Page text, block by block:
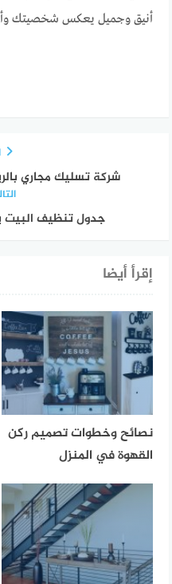
أنيق وجميل يعكس شخصيتك
شركة تسليك مجاري
جدول تنظيف
إقرأ أيضا
نصائح وخطوات تصميم ركن
القهوة في المنزل